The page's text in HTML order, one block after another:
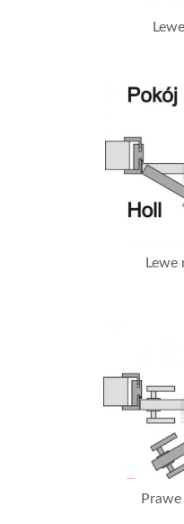
Lewe